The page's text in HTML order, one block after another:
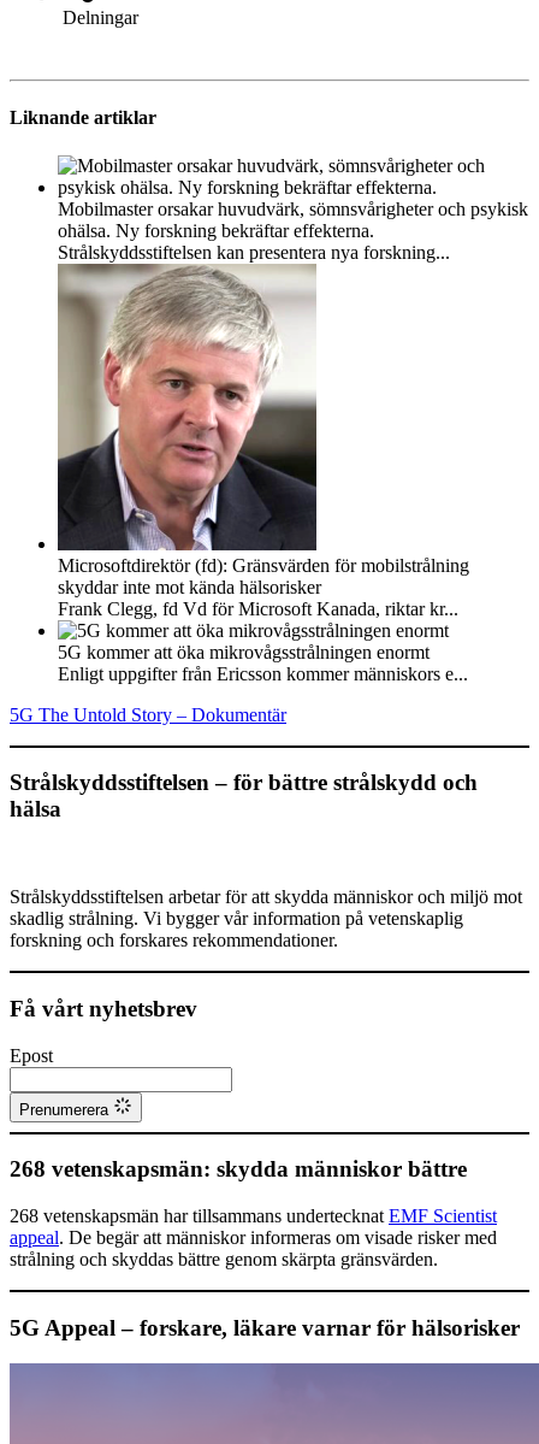
Delningar
Liknande artiklar
Mobilmaster orsakar huvudvärk, sömnsvårigheter och psykisk
ohälsa. Ny forskning bekräftar effekterna.
Strålskyddsstiftelsen kan presentera nya forskning...
Microsoftdirektör (fd): Gränsvärden för mobilstrålning
skyddar inte mot kända hälsorisker
Frank Clegg, fd Vd för Microsoft Kanada, riktar kr...
5G kommer att öka mikrovågsstrålningen enormt
Enligt uppgifter från Ericsson kommer människors e...
5G The Untold Story – Dokumentär
Strålskyddsstiftelsen – för bättre strålskydd och
hälsa
Strålskyddsstiftelsen arbetar för att skydda människor och miljö mot
skadlig strålning. Vi bygger vår information på vetenskaplig
forskning och forskares rekommendationer.
Få vårt nyhetsbrev
Epost
Prenumerera
268 vetenskapsmän: skydda människor bättre
268 vetenskapsmän har tillsammans undertecknat EMF Scientist
appeal. De begär att människor informeras om visade risker med
strålning och skyddas bättre genom skärpta gränsvärden.
5G Appeal – forskare, läkare varnar för hälsorisker